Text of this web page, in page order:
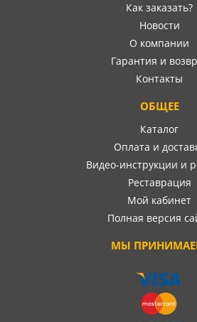
Как заказать?
Новости
О компании
Гарантия и
Контакты
ОБЩЕЕ
Каталог
Оплата и
Видео-инструкции и
Реставрация
Мой кабинет
Полная версия
МЫ